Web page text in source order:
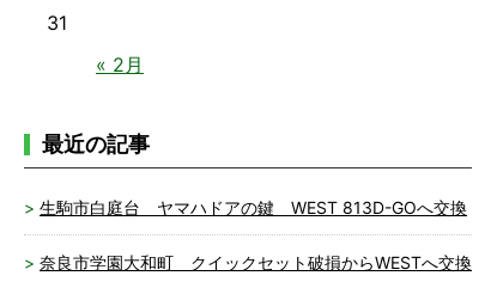
« 2月
31
最近の記事
生駒市白庭台 ヤマハドアの鍵 WEST 813D-GOへ交換
奈良市学園大和町 クイックセット破損からWESTへ交換